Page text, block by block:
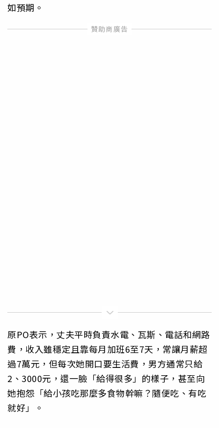
如預期。
原PO表示，丈夫平時負責水電、瓦斯、電話和網路
費，收入雖穩定且靠每月加班6至7天，常讓月薪超
過7萬元，但每次她開口要生活費，男方通常只給
2、3000元，還一臉「給得很多」的樣子，甚至向
她抱怨「給小孩吃那麼多食物幹嘛？隨便吃、有吃
就好」。